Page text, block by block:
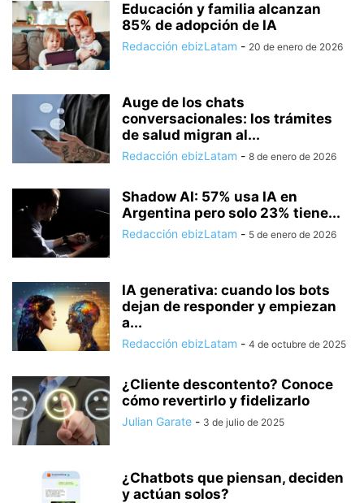
Educación y familia alcanzan
85% de adopción de IA
Redacción ebizLatam - 20 de enero de 2026
Auge de los chats
conversacionales: los trámites
de salud migran al...
Redacción ebizLatam - 8 de enero de 2026
Shadow AI: 57% usa IA en
Argentina pero solo 23% tiene...
Redacción ebizLatam - 5 de enero de 2026
IA generativa: cuando los bots
dejan de responder y empiezan
a...
Redacción ebizLatam - 4 de octubre de 2025
¿Cliente descontento? Conoce
cómo revertirlo y fidelizarlo
Julian Garate - 3 de julio de 2025
¿Chatbots que piensan, deciden
y actúan solos?